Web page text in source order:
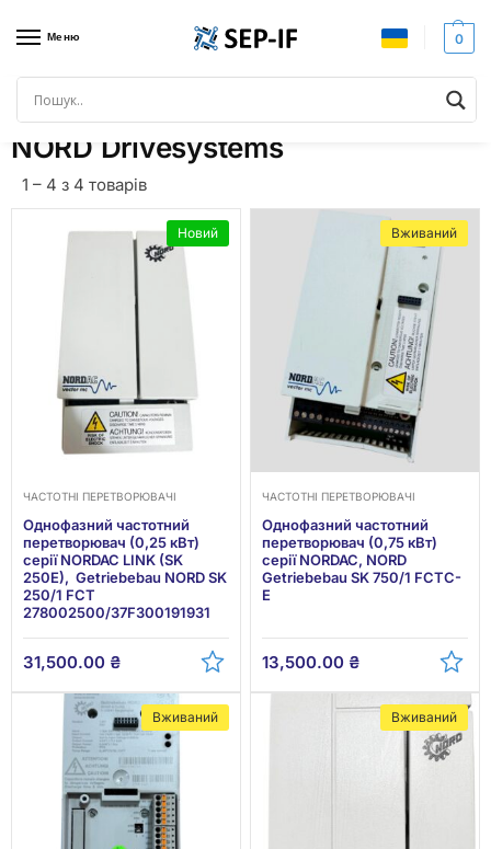
Меню 0
Головна
NORD Drivesystems
1 – 4 з 4 товарів
Новий
ЧАСТОТНІ ПЕРЕТВОРЮВАЧІ
Однофазний частотний
перетворювач (0,25 кВт)
серії NORDAC LINK (SK
250E), Getriebebau NORD SK
250/1 FCT
278002500/37F300191931
31,500.00 ₴
Вживаний
ЧАСТОТНІ ПЕРЕТВОРЮВАЧІ
Однофазний частотний
перетворювач (0,75 кВт)
серії NORDAC, NORD
Getriebebau SK 750/1 FCTC-
E
13,500.00 ₴
Вживаний Вживаний